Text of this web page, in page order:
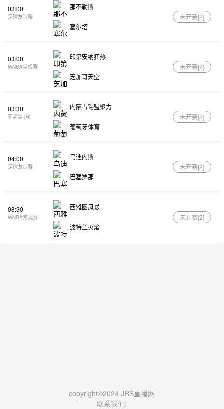
03:00
足球友谊赛
那不勒斯
塞尔塔
未开赛[2]
03:00
WNBA常规赛
印第安纳狂热
芝加哥天空
未开赛[2]
03:30
葡超第1轮
内蒙古锡盟聚力
葡萄牙体育
未开赛[2]
04:00
足球友谊赛
乌迪内斯
巴塞罗那
未开赛[2]
08:30
WNBA常规赛
西雅图风暴
波特兰火焰
未开赛[2]
copyright©2024 JRS直播网
联系我们: